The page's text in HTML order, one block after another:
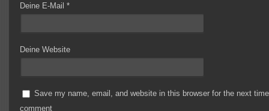
Deine E-Mail*
Deine Website
Save my name, email, and website in this browser for the next
comment